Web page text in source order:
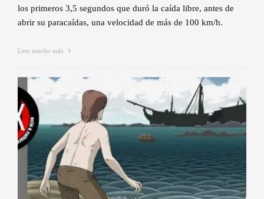
los primeros 3,5 segundos que duró la caída libre, antes de
abrir su paracaídas, una velocidad de más de 100 km/h.
Leer mucho más